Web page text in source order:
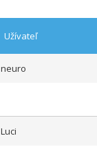
Užívateľ
neuro
Luci